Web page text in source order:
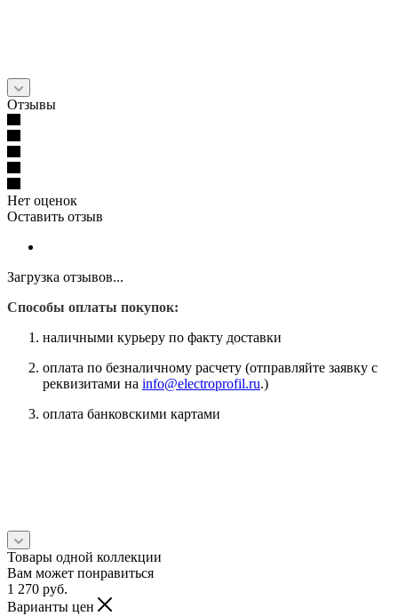
Отзывы
Нет оценок
Оставить отзыв
Загрузка отзывов...
Способы оплаты покупок:
наличными курьеру по факту доставки
оплата по безналичному расчету (отправляйте заявку с
реквизитами на info@electroprofil.ru.)
оплата банковскими картами
Товары одной коллекции
Вам может понравиться
1 270 руб.
Варианты цен